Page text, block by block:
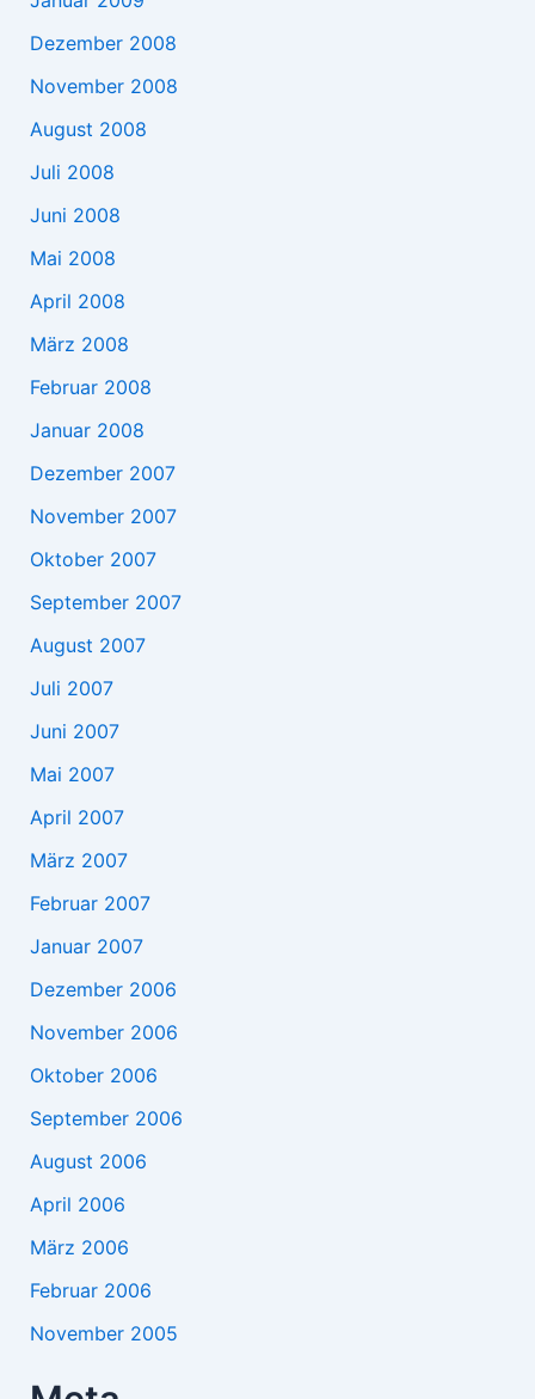
Dezember 2008
November 2008
August 2008
Juli 2008
Juni 2008
Mai 2008
April 2008
März 2008
Februar 2008
Januar 2008
Dezember 2007
November 2007
Oktober 2007
September 2007
August 2007
Juli 2007
Juni 2007
Mai 2007
April 2007
März 2007
Februar 2007
Januar 2007
Dezember 2006
November 2006
Oktober 2006
September 2006
August 2006
April 2006
März 2006
Februar 2006
November 2005